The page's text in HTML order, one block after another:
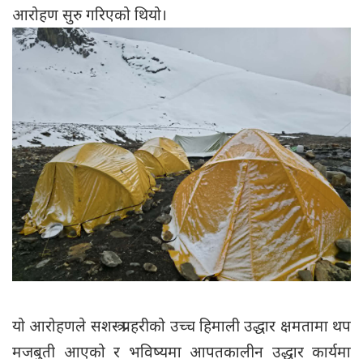
आरोहण सुरु गरिएको थियो।
यो आरोहणले सशस्त्र प्रहरीको उच्च हिमाली उद्धार क्षमतामा थप
मजबुती आएको र भविष्यमा आपतकालीन उद्धार कार्यमा